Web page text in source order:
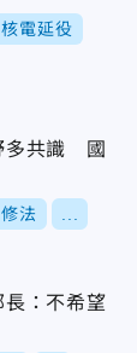
核電延役
多共識 國
修法
：不希望